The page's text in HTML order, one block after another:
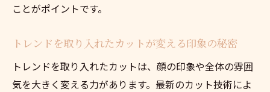
ント
カット選びで叶える手間いらずの旬ヘア
扱いやすくおしゃれな髪型をカットで目指
す
ことがポイントです。
トレンドを取り入れたカットが変える印象の秘密
トレンドを取り入れたカットは、顔の印象や全体の雰囲
気を大きく変える力があります。最新のカット技術によ